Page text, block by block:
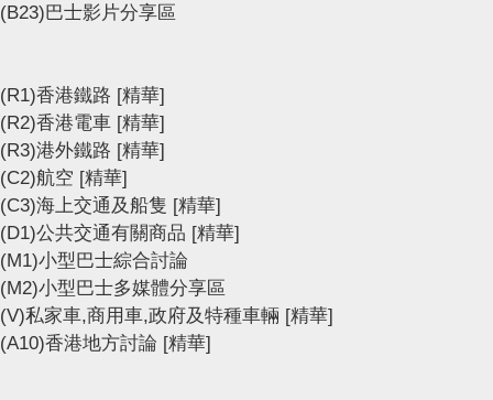
(B23)巴士影片分享區
(R1)香港鐵路 [精華]
(R2)香港電車 [精華]
(R3)港外鐵路 [精華]
(C2)航空 [精華]
(C3)海上交通及船隻 [精華]
(D1)公共交通有關商品 [精華]
(M1)小型巴士綜合討論
(M2)小型巴士多媒體分享區
(V)私家車,商用車,政府及特種車輛 [精華]
(A10)香港地方討論 [精華]